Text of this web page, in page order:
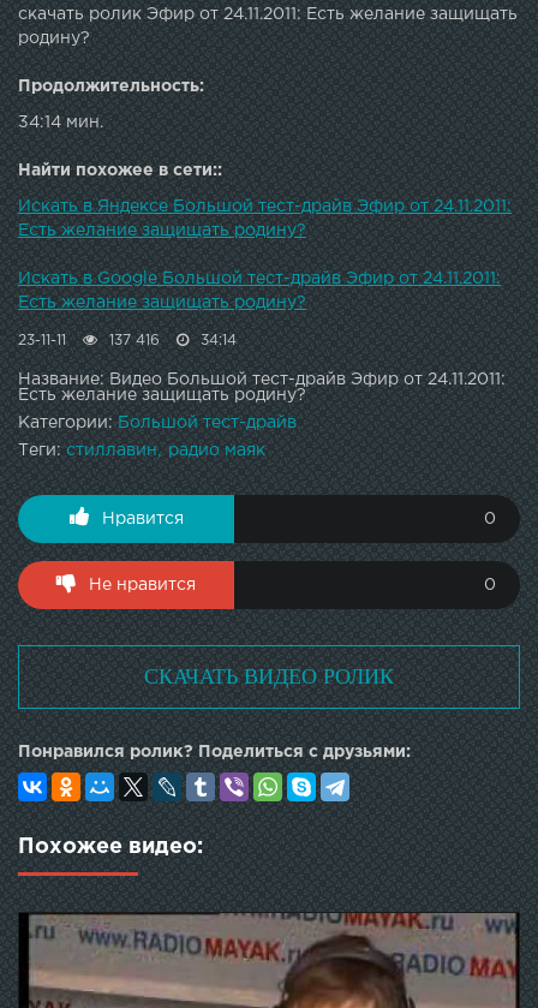
скачать ролик Эфир от 24.11.2011: Есть желание защищать
родину?
Продолжительность:
34:14 мин.
Найти похожее в сети::
Искать в Яндексе Большой тест-драйв Эфир от 24.11.2011:
Есть желание защищать родину?
Искать в Google Большой тест-драйв Эфир от 24.11.2011:
Есть желание защищать родину?
23-11-11 137 416 34:14
Название: Видео Большой тест-драйв Эфир от 24.11.2011:
Есть желание защищать родину?
Категории:Большой тест-драйв
Теги:стиллавин радио маяк
Нравится 0
Не нравится 0
СКАЧАТЬ ВИДЕО РОЛИК
Понравился ролик? Поделиться с друзьями:
Похожее видео: